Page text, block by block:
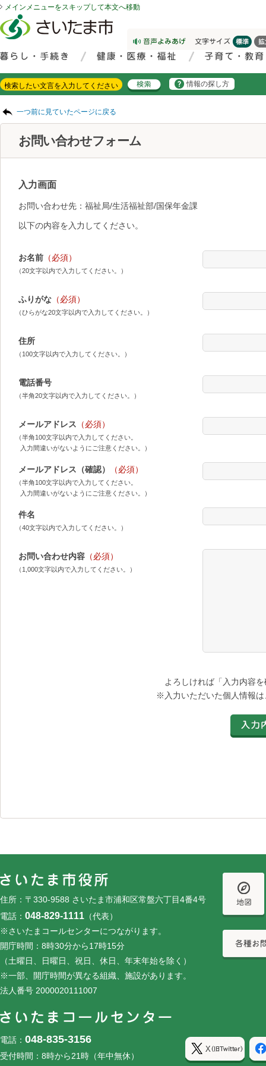
メインメニューをスキップして本文へ移動
情報の探し方
一つ前に見ていたページに戻る
お問い合わせフォーム
入力画面
お問い合わせ先：福祉局/生活福祉部/国保年金課
以下の内容を入力してください。
お名前 （必須）
（20文字以内で入力してください。）
ふりがな （必須）
（ひらがな20文字以内で入力してください。）
住所
（100文字以内で入力してください。）
電話番号
（半角20文字以内で入力してください。）
メールアドレス （必須）
（半角100文字以内で入力してください。
入力間違いがないようにご注意ください。）
メールアドレス（確認） （必須）
（半角100文字以内で入力してください。
入力間違いがないようにご注意ください。）
件名
（40文字以内で入力してください。）
お問い合わせ内容 （必須）
（1,000文字以内で入力してください。）
よろしければ「入力内容
※入力いただいた個人情報
住所：〒330-9588 さいたま市浦和区常盤六丁目4番4号
電話： 048-829-1111 （代表）
※さいたまコールセンターにつながります。
開庁時間：8時30分から17時15分
（土曜日、日曜日、祝日、休日、年末年始を除く）
※一部、開庁時間が異なる組織、施設があります。
法人番号 2000020111007
電話： 048-835-3156
受付時間：8時から21時（年中無休）